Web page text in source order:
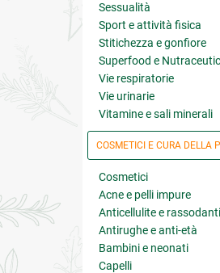
Sessualità
Sport e attività fisica
Stitichezza e gonfiore
Superfood e
Vie respiratorie
Vie urinarie
Vitamine e sali minerali
COSMETICI E CURA DELLA
Cosmetici
Acne e pelli impure
Anticellulite e rassodanti
Antirughe e anti-età
Bambini e neonati
Capelli
(-10%)
4.7 su 5
Enzimi No-